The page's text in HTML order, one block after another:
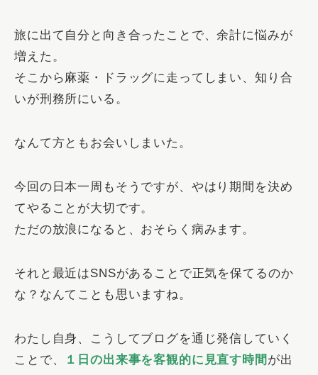
旅に出て自分と向き合ったことで、余計に悩みが
増えた。
そこから麻薬・ドラッグに走ってしまい、知り合
いが刑務所にいる。
なんて方ともお会いしまいた。
今回の日本一周もそうですが、やはり期間を決め
てやることが大切です。
ただの放浪になると、おそらく病みます。
それと最近はSNSがあることで正気を保てるのか
な？なんてことも思いますね。
わたし自身、こうしてブログを通じ発信していく
ことで、
１日の出来事を客観的に見直す時間 が出